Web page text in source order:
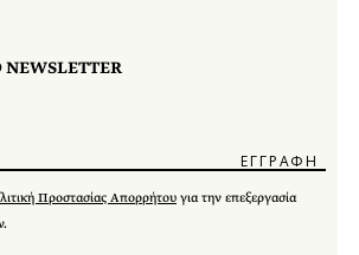
Προστασίας Απορρήτου για την επεξεργασία